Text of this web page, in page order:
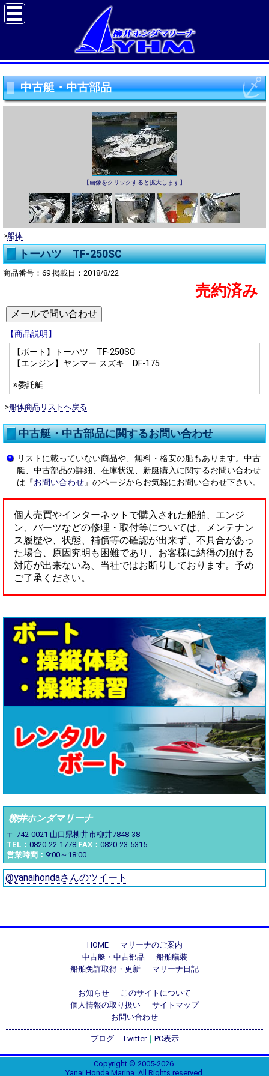
中古艇・中古部品
【画像をクリックすると拡大します】
>船体
トーハツ TF-250SC
商品番号：69 掲載日：2018/8/22
売約済み
【商品説明】
【ボート】トーハツ TF-250SC
【エンジン】ヤンマー スズキ DF-175
※委託艇
>船体商品リストへ戻る
中古艇・中古部品に関するお問い合わせ
リストに載っていない商品や、無料・格安の船もあります。中古
艇、中古部品の詳細、在庫状況、新艇購入に関するお問い合わせ
は『お問い合わせ』のページからお気軽にお問い合わせ下さい。
個人売買やインターネットで購入された船舶、エンジ
ン、パーツなどの修理・取付等については、メンテナン
ス履歴や、状態、補償等の確認が出来ず、不具合があっ
た場合、原因究明も困難であり、お客様に納得の頂ける
対応が出来ない為、当社ではお断りしております。予め
ご了承ください。
柳井ホンダマリーナ
〒 742-0021 山口県柳井市柳井7848-38
TEL： 0820-22-1778 FAX： 0820-23-5315
営業時間： 9:00～18:00
@yanaihondaさんのツイート
HOME
マリーナのご案内
中古艇・中古部品
船舶艤装
船舶免許取得・更新
マリーナ日記
お知らせ
このサイトについて
個人情報の取り扱い
サイトマップ
お問い合わせ
ブログ｜ Twitter｜ PC表示
Copyright © 2005-2026
Yanai Honda Marina. All Rights reserved.